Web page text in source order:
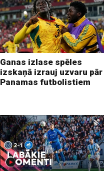
Ganas izlase spēles
izskaņā izrauj uzvaru pār
Panamas futbolistiem